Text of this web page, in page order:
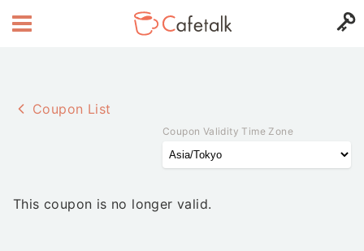
Coupon List
Coupon Validity Time Zone
This coupon is no longer valid.